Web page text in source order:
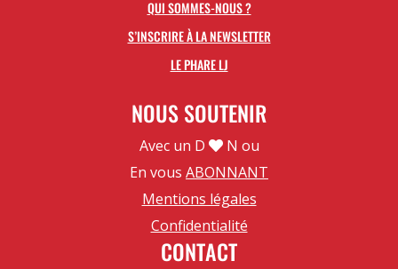
QUI SOMMES-NOUS ?
S’INSCRIRE À LA NEWSLETTER
LE PHARE LJ
NOUS SOUTENIR
Avec un D
N ou
En vous ABONNANT
Mentions légales
Confidentialité
CONTACT